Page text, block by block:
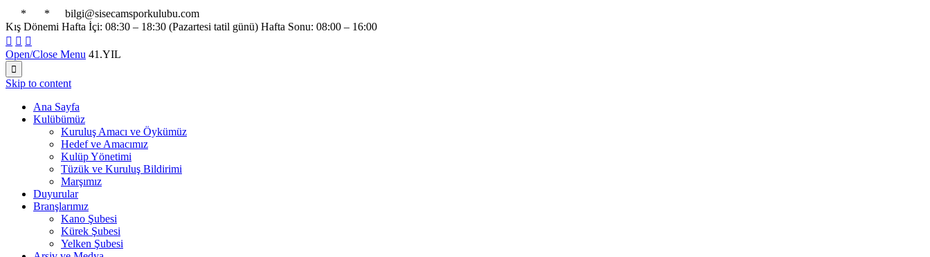
* *
bilgi@sisecamsporkulubu.com
Kış Dönemi Hafta İçi: 08:30 – 18:30 (Pazartesi tatil günü) Hafta Sonu: 08:00 – 16:00
  
Open/Close Menu 41.YIL

Skip to content
Ana Sayfa
Kulübümüz
Kuruluş Amacı ve Öykümüz
Hedef ve Amacımız
Kulüp Yönetimi
Tüzük ve Kuruluş Bildirimi
Marşımız
Duyurular
Branşlarımız
Kano Şubesi
Kürek Şubesi
Yelken Şubesi